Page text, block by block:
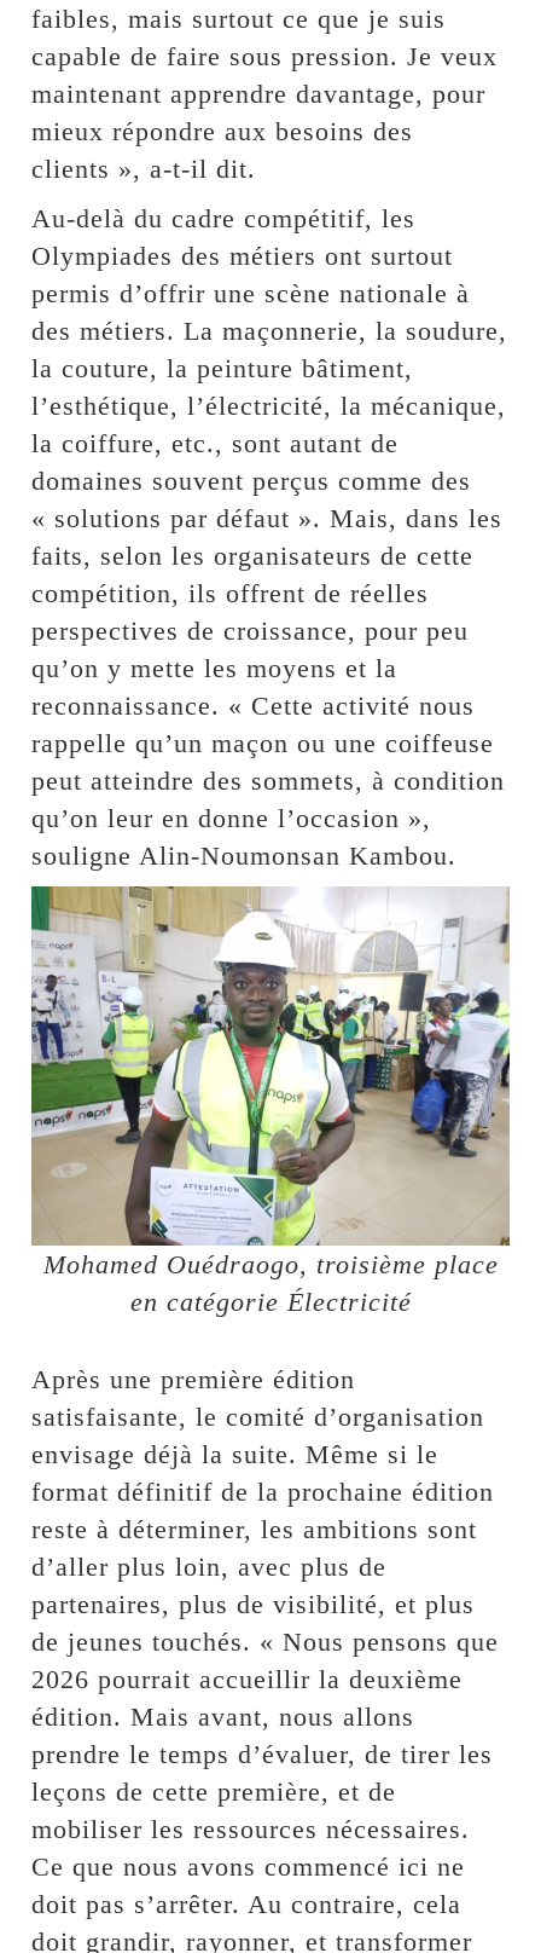
faibles, mais surtout ce que je suis
capable de faire sous pression. Je veux
maintenant apprendre davantage, pour
mieux répondre aux besoins des
clients », a-t-il dit.
Au-delà du cadre compétitif, les
Olympiades des métiers ont surtout
permis d’offrir une scène nationale à
des métiers. La maçonnerie, la soudure,
la couture, la peinture bâtiment,
l’esthétique, l’électricité, la mécanique,
la coiffure, etc., sont autant de
domaines souvent perçus comme des
« solutions par défaut ». Mais, dans les
faits, selon les organisateurs de cette
compétition, ils offrent de réelles
perspectives de croissance, pour peu
qu’on y mette les moyens et la
reconnaissance. « Cette activité nous
rappelle qu’un maçon ou une coiffeuse
peut atteindre des sommets, à condition
qu’on leur en donne l’occasion »,
souligne Alin-Noumonsan Kambou.
Mohamed Ouédraogo, troisième place
en catégorie Électricité
Après une première édition
satisfaisante, le comité d’organisation
envisage déjà la suite. Même si le
format définitif de la prochaine édition
reste à déterminer, les ambitions sont
d’aller plus loin, avec plus de
partenaires, plus de visibilité, et plus
de jeunes touchés. « Nous pensons que
2026 pourrait accueillir la deuxième
édition. Mais avant, nous allons
prendre le temps d’évaluer, de tirer les
leçons de cette première, et de
mobiliser les ressources nécessaires.
Ce que nous avons commencé ici ne
doit pas s’arrêter. Au contraire, cela
doit grandir, rayonner, et transformer